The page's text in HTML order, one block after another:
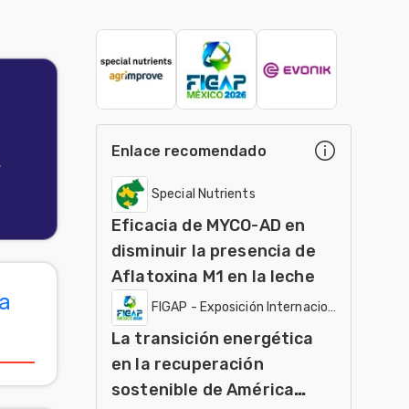
Enlace recomendado
Special Nutrients
Eficacia de MYCO-AD en
disminuir la presencia de
Aflatoxina M1 en la leche
FIGAP - Exposición Internacional
La transición energética
en la recuperación
sostenible de América